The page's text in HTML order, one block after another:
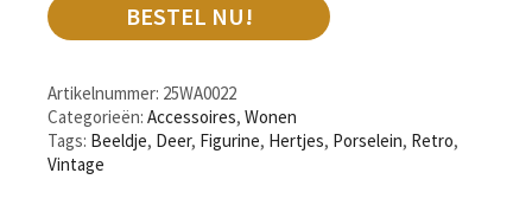
BESTEL NU!
Artikelnummer: 25WA0022
Categorieën: Accessoires, Wonen
Tags: Beeldje, Deer, Figurine, Hertjes, Porselein, Retro,
Vintage